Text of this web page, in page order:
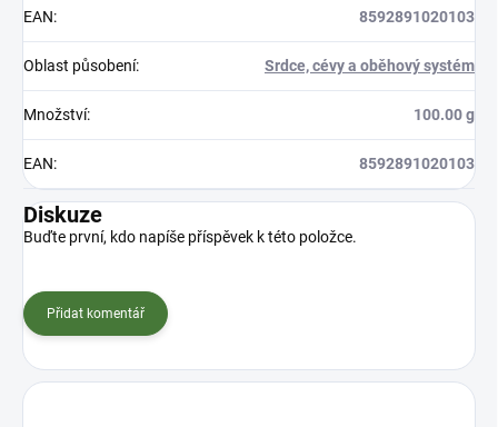
EAN: 8592891020103
Oblast působení: Srdce, cévy a oběhový systém
Množství: 100.00 g
EAN: 8592891020103
Diskuze
Buďte první, kdo napíše příspěvek k této položce.
Přidat komentář